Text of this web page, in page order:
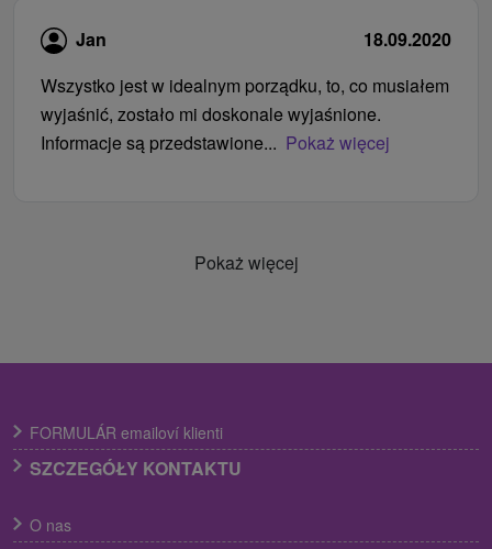
Jan
18.09.2020
Wszystko jest w idealnym porządku, to, co musiałem
wyjaśnić, zostało mi doskonale wyjaśnione.
Informacje są przedstawione... Pokaż więcej
Pokaż więcej
FORMULÁR emailoví klienti
SZCZEGÓŁY KONTAKTU
O nas